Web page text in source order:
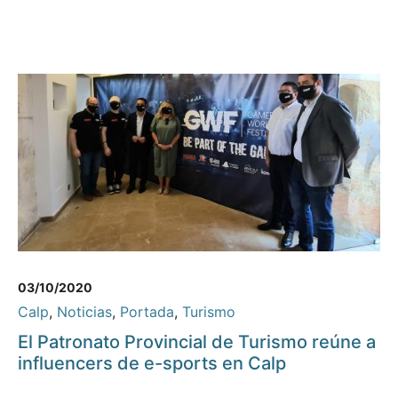
03/10/2020
Calp, Noticias, Portada, Turismo
El Patronato Provincial de Turismo reúne a
influencers de e-sports en Calp